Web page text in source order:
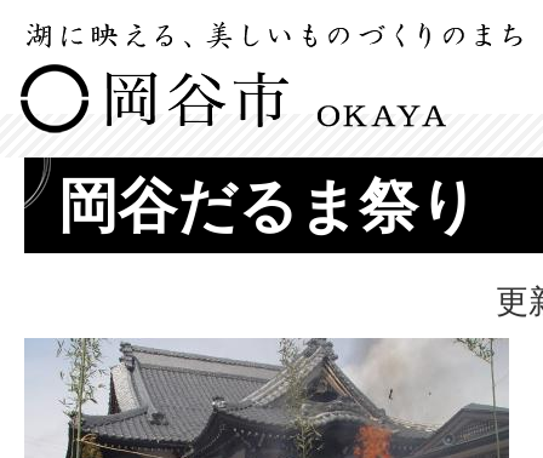
岡谷だるま祭り
更